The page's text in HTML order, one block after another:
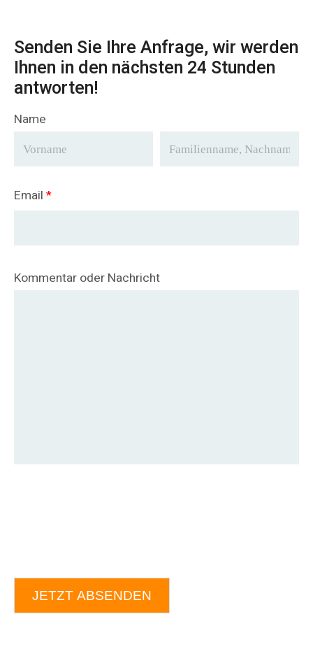
Senden Sie Ihre Anfrage, wir werden
Ihnen in den nächsten 24 Stunden
antworten!
Name
Email *
Kommentar oder Nachricht
JETZT ABSENDEN